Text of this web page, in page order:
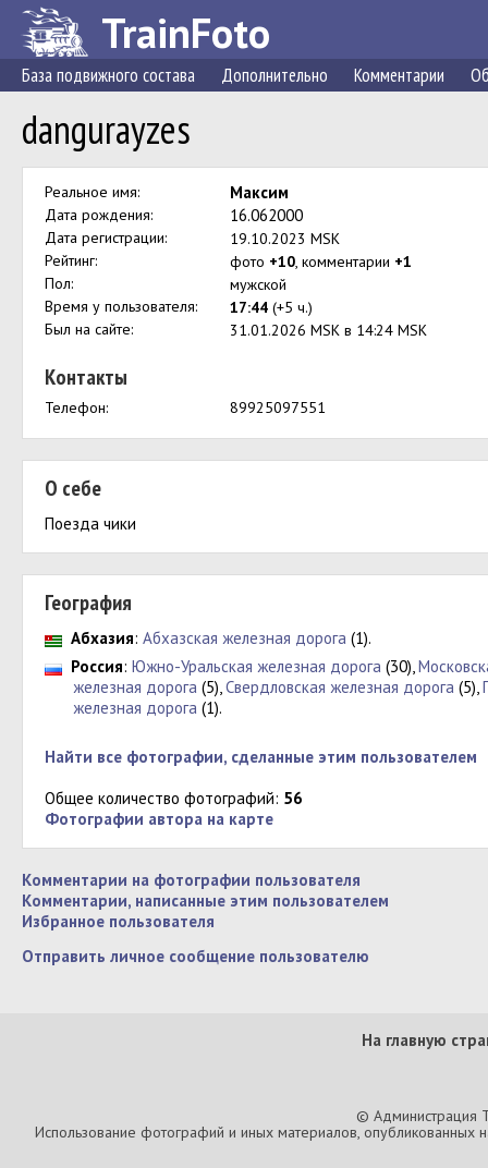
TrainFoto
База подвижного состава Дополнительно Комментарии
dangurayzes
Реальное имя: Максим
Дата рождения: 16.062000
Дата регистрации:
19.10.2023 MSK
Рейтинг:
фото +10, комментарии +1
Пол:
мужской
Время у пользователя:
17:44 (+5 ч.)
Был на сайте:
31.01.2026 MSK в 14:24 MSK
Контакты
Телефон: 89925097551
О себе
Поезда чики
География
Абхазия: Абхазская железная дорога (1).
Россия: Южно-Уральская железная дорога (30),
железная дорога (5),Свердловская железная дорога (5),
железная дорога (1).
Найти все фотографии, сделанные этим пользователем
Общее количество фотографий: 56
Фотографии автора на карте
Комментарии на фотографии пользователя
Комментарии, написанные этим пользователем
Избранное пользователя
Отправить личное сообщение пользователю
На главную
© Администрация
Использование фотографий и иных материалов, опубликованных